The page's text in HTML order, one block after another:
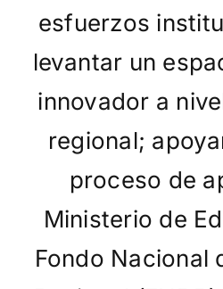
esfuerzos
levantar un
innovador a
regional;
proceso de
Ministerio de
Fondo Nacional